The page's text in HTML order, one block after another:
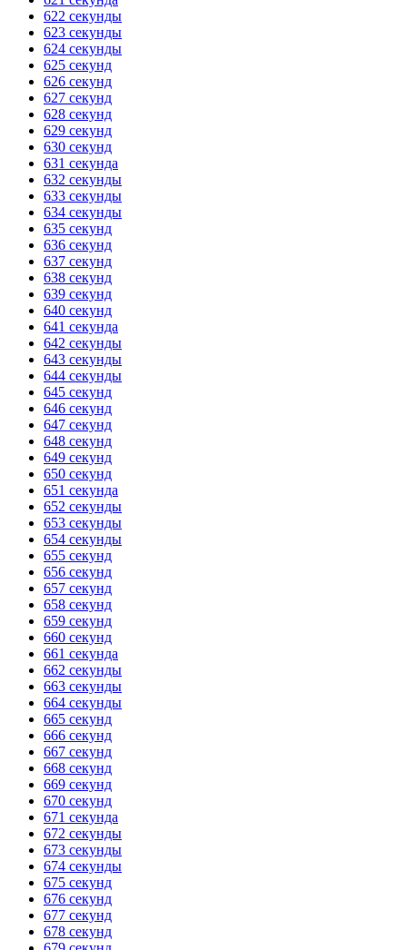
622 секунды
623 секунды
624 секунды
625 секунд
626 секунд
627 секунд
628 секунд
629 секунд
630 секунд
631 секунда
632 секунды
633 секунды
634 секунды
635 секунд
636 секунд
637 секунд
638 секунд
639 секунд
640 секунд
641 секунда
642 секунды
643 секунды
644 секунды
645 секунд
646 секунд
647 секунд
648 секунд
649 секунд
650 секунд
651 секунда
652 секунды
653 секунды
654 секунды
655 секунд
656 секунд
657 секунд
658 секунд
659 секунд
660 секунд
661 секунда
662 секунды
663 секунды
664 секунды
665 секунд
666 секунд
667 секунд
668 секунд
669 секунд
670 секунд
671 секунда
672 секунды
673 секунды
674 секунды
675 секунд
676 секунд
677 секунд
678 секунд